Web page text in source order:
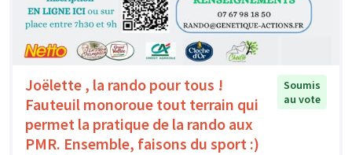
Joëlette , la rando pour tous !
Fauteuil monoroue tout terrain qui
permet la pratique de la rando aux
PMR. Ensemble, faisons du sport :)
Soumis
au vote